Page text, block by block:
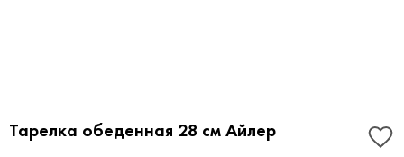
Тарелка обеденная 28 см Айлер